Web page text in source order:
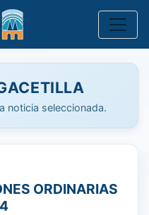
noticia seleccionada.
ORDINARIAS